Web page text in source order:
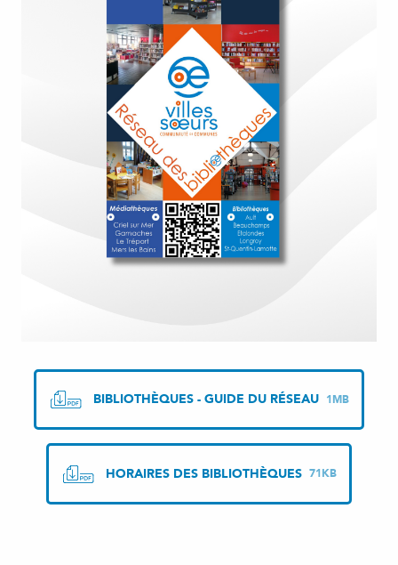
BIBLIOTHÈQUES - GUIDE DU RÉSEAU 1MB
HORAIRES DES BIBLIOTHÈQUES 71KB